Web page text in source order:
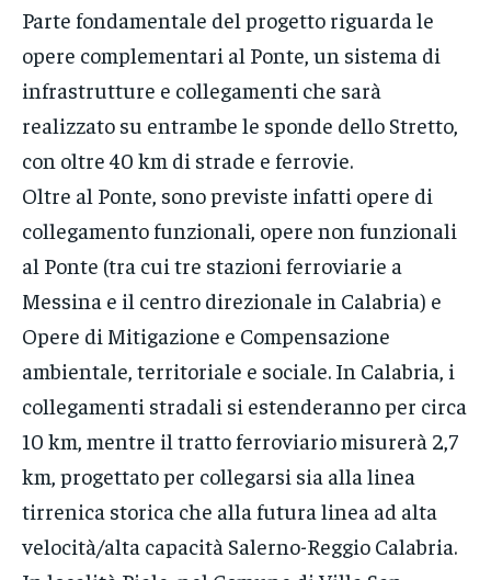
Parte fondamentale del progetto riguarda le
opere complementari al Ponte, un sistema di
infrastrutture e collegamenti che sarà
realizzato su entrambe le sponde dello Stretto,
con oltre 40 km di strade e ferrovie.
Oltre al Ponte, sono previste infatti opere di
collegamento funzionali, opere non funzionali
al Ponte (tra cui tre stazioni ferroviarie a
Messina e il centro direzionale in Calabria) e
Opere di Mitigazione e Compensazione
ambientale, territoriale e sociale. In Calabria, i
collegamenti stradali si estenderanno per circa
10 km, mentre il tratto ferroviario misurerà 2,7
km, progettato per collegarsi sia alla linea
tirrenica storica che alla futura linea ad alta
velocità/alta capacità Salerno-Reggio Calabria.